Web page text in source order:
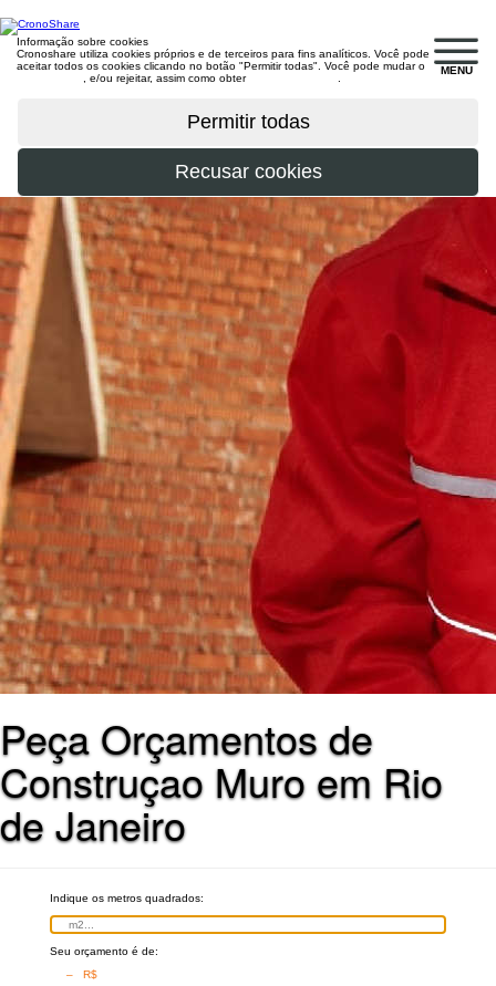
MENU
Informação sobre cookies
Cronoshare utiliza cookies próprios e de terceiros para fins analíticos. Você pode
aceitar todos os cookies clicando no botão "Permitir todas". Você pode mudar o
, e/ou rejeitar, assim como obter
Peça Orçamentos de
Construçao Muro em Rio
de Janeiro
Indique os metros quadrados:
Seu orçamento é de:
– R$